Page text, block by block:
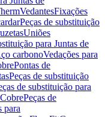
VedantesFixações
Peças de substituição
Uniões
para Juntas de
carbonoVedações para
Pontas de
Peças de substituição
de substituição para
Peças de
para